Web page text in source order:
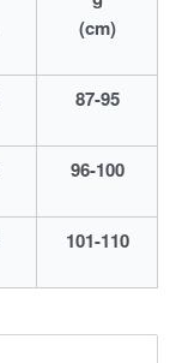
(cm)
87-95
96-100
101-110